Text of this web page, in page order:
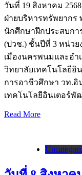
วันที่ 19 สิงหาคม
ฝ่ายบริหารทรัพยากร
นักศึกษาฝึกประสบก
(ปวช.) ชั้นปีที่ 3 หน่วย
เมืองนครพนมและอำ
วิทยาลัยเทคโนโลยีอิ
การอาชีวศึกษา วท.อิ
เทคโนโลยีอินเตอร์พั
Read More